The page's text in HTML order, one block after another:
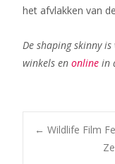
het afvlakken van
De shaping skinny
winkels en online in
← Wildlife Film